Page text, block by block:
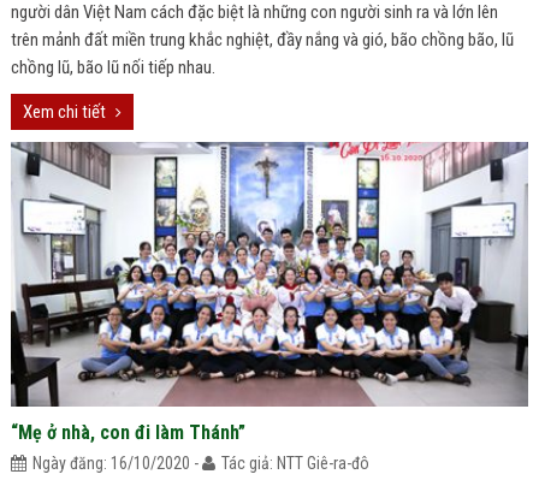
người dân Việt Nam cách đặc biệt là những con người sinh ra và lớn lên
trên mảnh đất miền trung khắc nghiệt, đầy nắng và gió, bão chồng bão, lũ
chồng lũ, bão lũ nối tiếp nhau.
Xem chi tiết
“Mẹ ở nhà, con đi làm Thánh”
Ngày đăng: 16/10/2020 - Tác giả: NTT Giê-ra-đô